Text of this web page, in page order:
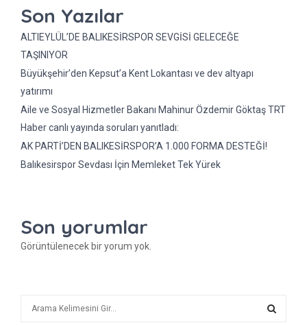
Son Yazılar
ALTIEYLÜL’DE BALIKESİRSPOR SEVGİSİ GELECEĞE
TAŞINIYOR
Büyükşehir’den Kepsut’a Kent Lokantası ve dev altyapı
yatırımı
Aile ve Sosyal Hizmetler Bakanı Mahinur Özdemir Göktaş TRT
Haber canlı yayında soruları yanıtladı:
AK PARTİ’DEN BALIKESİRSPOR’A 1.000 FORMA DESTEĞİ!
Balıkesirspor Sevdası İçin Memleket Tek Yürek
Son yorumlar
Görüntülenecek bir yorum yok.